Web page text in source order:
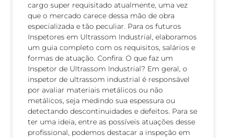
cargo super requisitado atualmente, uma vez
que o mercado carece dessa mão de obra
especializada e tão peculiar. Para os futuros
Inspetores em Ultrassom Industrial, elaboramos
um guia completo com os requisitos, salários e
formas de atuação. Confira: O que faz um
Inspetor de Ultrassom Industrial? Em geral, o
inspetor de ultrassom industrial é responsável
por avaliar materiais metálicos ou não
metálicos, seja medindo sua espessura ou
detectando descontinuidades e defeitos. Para se
ter uma ideia, entre as possíveis atuações desse
profissional, podemos destacar a inspeção em